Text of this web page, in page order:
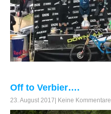
Off to Verbier….
23. August 2017 Keine Kommentare